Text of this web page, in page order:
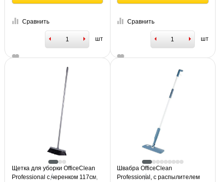
Сравнить
шт
Сравнить
шт
Щетка для уборки OfficeClean
Professional с черенком 117см,
Швабра OfficeClean
Professional, с распылителем